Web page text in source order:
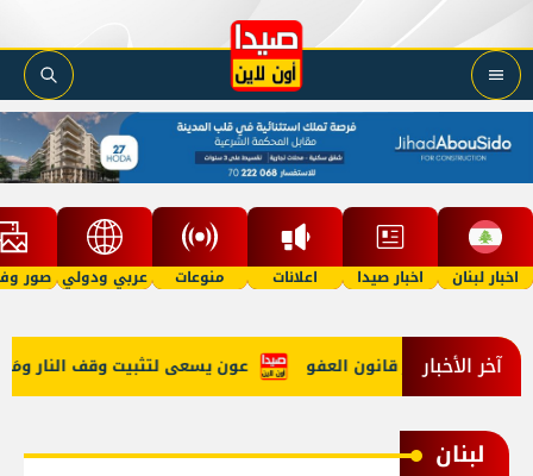
اخبار لبنان اخبار صيدا اعلانات منوعات عربي ودولي صور
آخر الأخبار عون يسعى لتثبيت وقف النار ومَيل لإقرار قانون العفو
لبنان